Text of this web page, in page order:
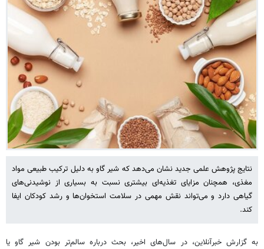
نتایج پژوهش علمی جدید نشان می‌دهد که شیر گاو به دلیل ترکیب طبیعی مواد
مغذی، همچنان مزایای تغذیه‌ای بیشتری نسبت به بسیاری از نوشیدنی‌های
گیاهی دارد و می‌تواند نقش مهمی در سلامت استخوان‌ها و رشد کودکان ایفا
کند.
به گزارش خبرآنلاین، در سال‌های اخیر، بحث درباره سالم‌تر بودن شیر گاو یا